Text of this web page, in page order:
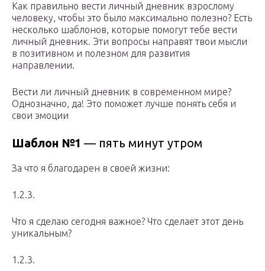
Как правильно вести личный дневник взрослому
человеку, чтобы это было максимально полезно? Есть
несколько шаблонов, которые помогут тебе вести
личный дневник. Эти вопросы направят твои мысли
в позитивном и полезном для развития
направлении.
Вести ли личный дневник в современном мире?
Однозначно, да! Это поможет лучше понять себя и
свои эмоции
Шаблон №1 — пять минут утром
За что я благодарен в своей жизни:
1.2.3.
Что я сделаю сегодня важное? Что сделает этот день
уникальным?
1.2.3.